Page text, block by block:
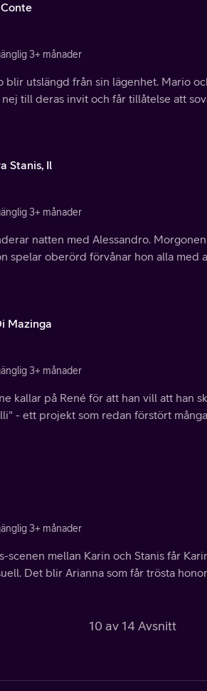
3+ månader
blir utslängd från sin lägenhet. Mario
nej till deras invit och får tillåtelse att
Stanis, Il
3+ månader
natten med Alessandro.
spelar oberörd förvånar hon alla med
Mazinga
3+ månader
kallar på René för att han vill att han
- ett projekt som redan förstört
3+ månader
scenen mellan Karin och Stanis får
Det blir Arianna som får trösta
10 av 14 Avsnitt